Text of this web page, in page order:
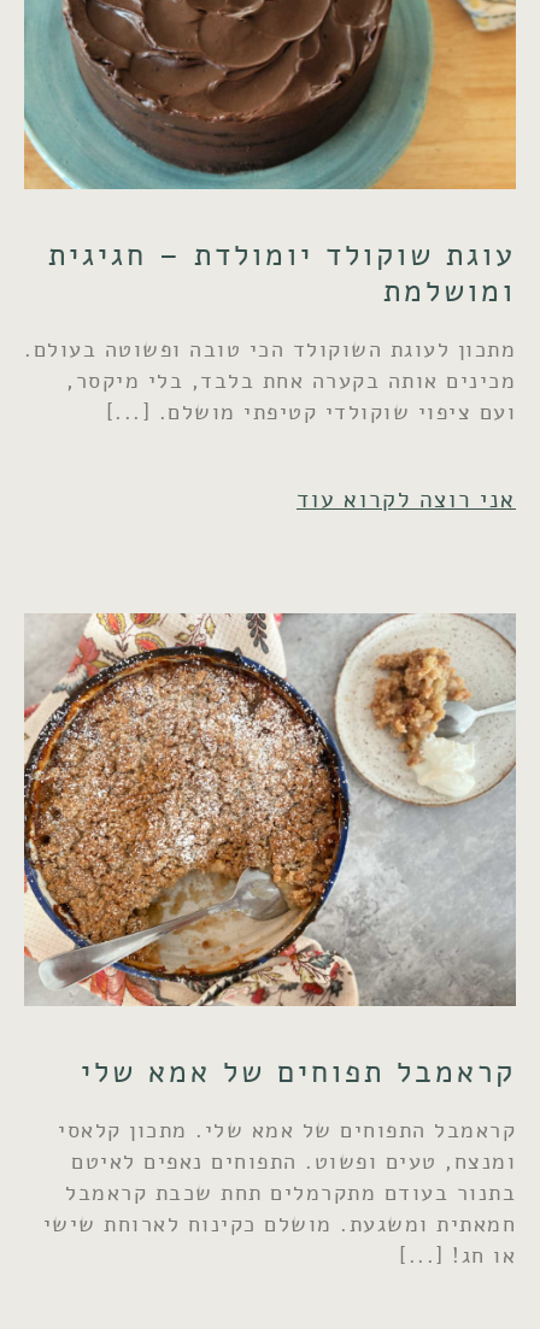
עוגת שוקולד יומולדת – חגיגית
ומושלמת
מתכון לעוגת השוקולד הכי טובה ופשוטה בעולם.
מכינים אותה בקערה אחת בלבד, בלי מיקסר,
ועם ציפוי שוקולדי קטיפתי מושלם.
אני רוצה לקרוא עוד
קראמבל תפוחים של אמא שלי
קראמבל התפוחים של אמא שלי. מתכון קלאסי
ומנצח, טעים ופשוט. התפוחים נאפים לאיטם
בתנור בעודם מתקרמלים תחת שכבת קראמבל
חמאתית ומשגעת. מושלם כקינוח לארוחת שישי
או חג!